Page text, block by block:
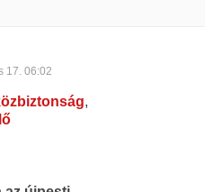
17. 06:02
,